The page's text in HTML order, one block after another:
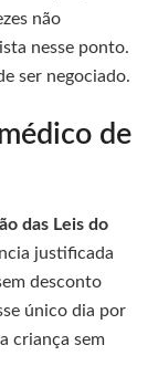
não
nesse ponto.
ser negociado.
de
das Leis do
justificada
desconto
único dia por
criança sem